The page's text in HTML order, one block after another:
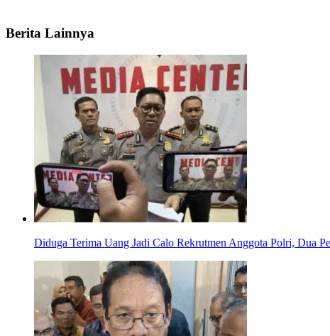
Berita Lainnya
Diduga Terima Uang Jadi Calo Rekrutmen Anggota Polri, Dua